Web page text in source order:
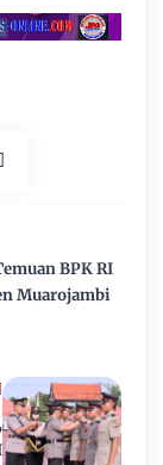
BPK RI
Muarojambi